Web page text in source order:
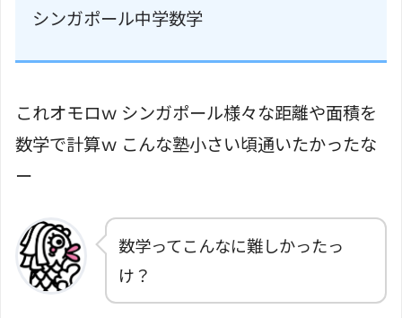
シンガポール中学数学
これオモロｗ シンガポール様々な距離や面積を
数学で計算ｗ こんな塾小さい頃通いたかったな
ー
数学ってこんなに難しかったっ
け？